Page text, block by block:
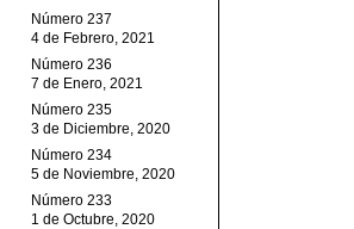
Número 237
4 de Febrero, 2021
Número 236
7 de Enero, 2021
Número 235
3 de Diciembre, 2020
Número 234
5 de Noviembre, 2020
Número 233
1 de Octubre, 2020